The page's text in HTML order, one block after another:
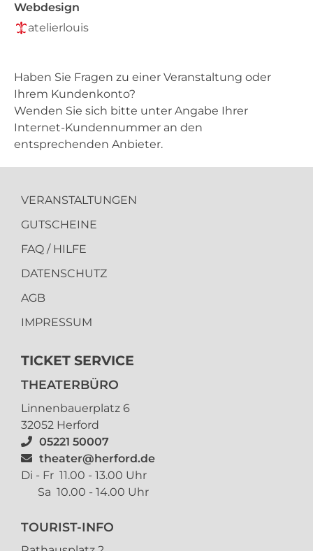
Webdesign
atelierlouis
Haben Sie Fragen zu einer Veranstaltung oder
Ihrem Kundenkonto?
Wenden Sie sich bitte unter Angabe Ihrer
Internet-Kundennummer an den
entsprechenden Anbieter.
VERANSTALTUNGEN
GUTSCHEINE
FAQ / HILFE
DATENSCHUTZ
AGB
IMPRESSUM
TICKET SERVICE
THEATERBÜRO
Linnenbauerplatz 6
32052 Herford
05221 50007
theater@herford.de
Di - Fr 11.00 - 13.00 Uhr
Sa 10.00 - 14.00 Uhr
TOURIST-INFO